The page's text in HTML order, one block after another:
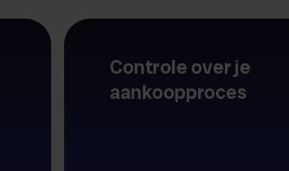
Controle over je
aankoopproces